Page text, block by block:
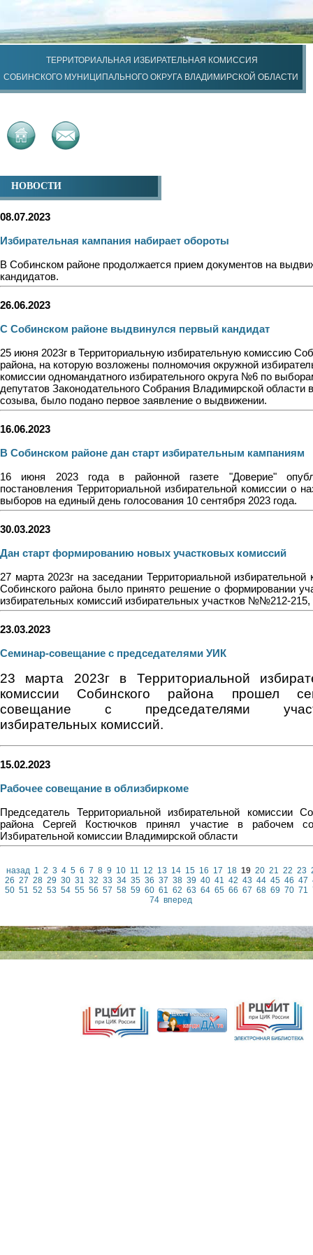
ТЕРРИТОРИАЛЬНАЯ ИЗБИРАТЕЛЬНАЯ КОМИССИЯ
СОБИНСКОГО МУНИЦИПАЛЬНОГО ОКРУГА ВЛАДИМИРСКОЙ ОБЛАСТИ
НОВОСТИ
08.07.2023
Избирательная кампания набирает обороты
В Собинском районе продолжается прием документов на
кандидатов.
26.06.2023
С Собинском районе выдвинулся первый кандидат
25 июня 2023г в Территориальную избирательную комиссию
района, на которую возложены полномочия окружной
комиссии одномандатного избирательного округа №6 по
депутатов Законодательного Собрания Владимирской области
созыва, было подано первое заявление о выдвижении.
16.06.2023
В Собинском районе дан старт избирательным кампаниям
16 июня 2023 года в районной газете "Доверие"
постановления Территориальной избирательной комиссии о
выборов на единый день голосования 10 сентября 2023 года.
30.03.2023
Дан старт формированию новых участковых комиссий
27 марта 2023г на заседании Территориальной избирательной
Собинского района было принято решение о формировании
избирательных комиссий избирательных участков №№212-215,
23.03.2023
Семинар-совещание с председателями УИК
23 марта 2023г в Территориальной
комиссии Собинского района прошел
совещание с председателями
избирательных комиссий.
15.02.2023
Рабочее совещание в облизбиркоме
Председатель Территориальной избирательной комиссии
района Сергей Костючков принял участие в рабочем
Избирательной комиссии Владимирской области
назад 1 2 3 4 5 6 7 8 9 10 11 12 13 14 15 16 17 18 19 20 21 22 23
26 27 28 29 30 31 32 33 34 35 36 37 38 39 40 41 42 43 44 45 46 47
50 51 52 53 54 55 56 57 58 59 60 61 62 63 64 65 66 67 68 69 70 71
74 вперед